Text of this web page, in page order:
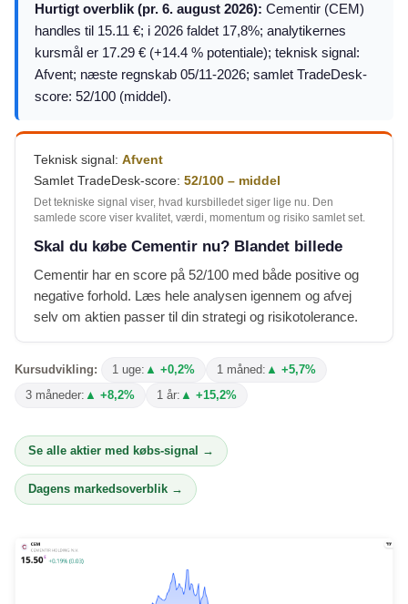
Hurtigt overblik (pr. 6. august 2026): Cementir (CEM)
handles til 15.11 €; i 2026 faldet 17,8%; analytikernes
kursmål er 17.29 € (+14.4 % potentiale); teknisk signal:
Afvent; næste regnskab 05/11-2026; samlet TradeDesk-
score: 52/100 (middel).
Teknisk signal: Afvent
Samlet TradeDesk-score: 52/100 – middel
Det tekniske signal viser, hvad kursbilledet siger lige nu. Den
samlede score viser kvalitet, værdi, momentum og risiko samlet set.
Skal du købe Cementir nu? Blandet billede
Cementir har en score på 52/100 med både positive og
negative forhold. Læs hele analysen igennem og afvej
selv om aktien passer til din strategi og risikotolerance.
Kursudvikling: 1 uge: ▲ +0,2% 1 måned: ▲ +5,7%
3 måneder: ▲ +8,2% 1 år: ▲ +15,2%
Se alle aktier med købs-signal →
Dagens markedsoverblik →